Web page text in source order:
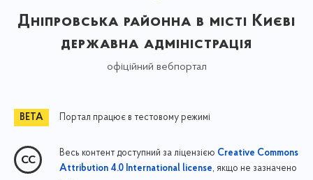
Дніпровська районна в місті Києві
державна адміністрація
офіційний вебпортал
Портал працює в тестовому режимі
Весь контент доступний за ліцензією Creative Commons
Attribution 4.0 International license, якщо не зазначено